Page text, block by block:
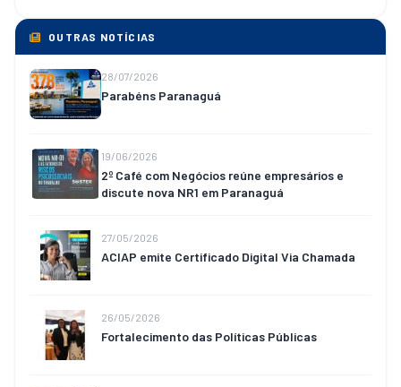
OUTRAS NOTÍCIAS
28/07/2026
Parabéns Paranaguá
19/06/2026
2º Café com Negócios reúne empresários e
discute nova NR1 em Paranaguá
27/05/2026
ACIAP emite Certificado Digital Via Chamada
26/05/2026
Fortalecimento das Políticas Públicas